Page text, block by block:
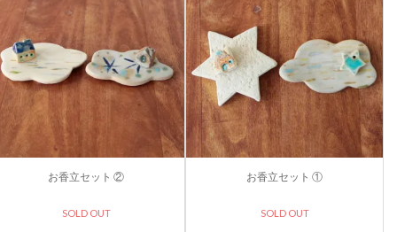
お香立セット ②
SOLD OUT
お香立セット ①
SOLD OUT